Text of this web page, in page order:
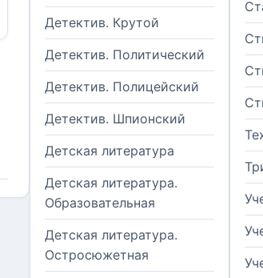
Детектив. Крутой
Детектив. Политический
Детектив. Полицейский
Детектив. Шпионский
Детская литература
Детская литература.
Образовательная
Детская литература.
Остросюжетная